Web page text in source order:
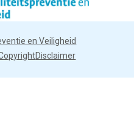
en Veiligheid
Disclaimer